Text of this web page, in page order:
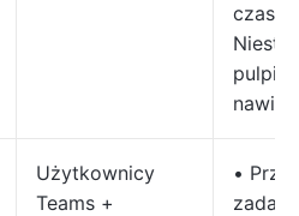
czasu
pulpity
Użytkownicy
Teams +
•
zadań